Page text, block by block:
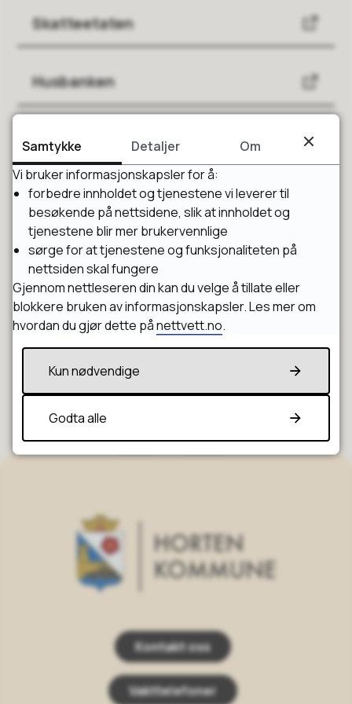
Skatteetaten
Husbanken
Folkeregisteret
altinn
Fant du det du lette etter?
Ja Nei
Kontakt oss
Vakttelefoner
Samtykke Detaljer
Om
Vi bruker informasjonskapsler for å:
forbedre innholdet og tjenestene vi leverer til
besøkende på nettsidene, slik at innholdet og
tjenestene blir mer brukervennlige
sørge for at tjenestene og funksjonaliteten på
nettsiden skal fungere
Gjennom nettleseren din kan du velge å tillate eller
blokkere bruken av informasjonskapsler. Les mer om
hvordan du gjør dette pånettvett.no.
Kun nødvendige
Godta alle